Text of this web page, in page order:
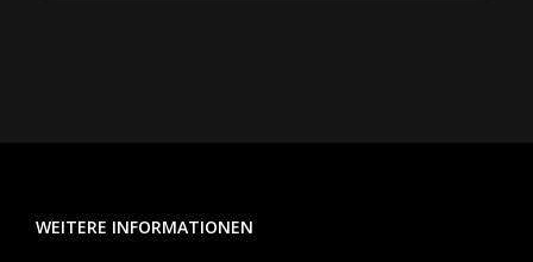
WEITERE INFORMATIONEN